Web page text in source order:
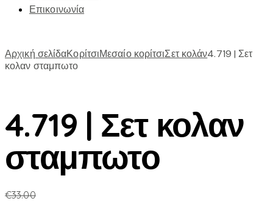
Επικοινωνία
Αρχική σελίδαΚορίτσιΜεσαίο κορίτσιΣετ κολάν4.719 | Σετ
κολαν σταμπωτο
4.719 | Σετ κολαν
σταμπωτο
€33.00